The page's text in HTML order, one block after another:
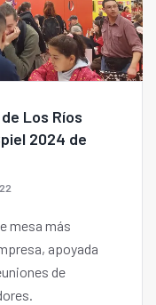
Los Ríos
2024 de
mesa más
apoyada
de